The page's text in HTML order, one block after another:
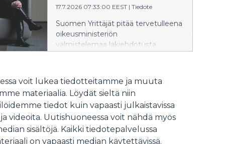
ansiotulona käytettäisiin viimeksi
ansiotulotietoa. Mallin ongelma on,
että ansiotuloja vakuutettaessa
työtulo perustuisi menneisiin
perustu reaaliaikaisiin tuloihin vaan
vanhaan verotustietoon. Lisäksi
työtulolaskurin ongelmat on
uudistuksessa ratkaistava”, johtaja
Atte Rytkönen-Sandberg Suomen
Yrittäjistä sanoo.
17.7.2026 07:33:00 EEST | Tiedote
Suomen Yrittäjät pitää tervetulleena
oikeusministeriön
valmistelemaa lakiehdotusta
tuomioistuimen määräämä
pääsykielto. – Kaupan alan
työntekijät, kauppiaat ja
asiakkaat joutuvat kohtaamaan
väkivaltaa,
uhkauksia ja häirintää myymälöissä. Kaupan
alan työnantajat tarvitsevat keinon
voit lukea tiedotteitamme ja muuta
materiaalia. Löydät sieltä niin
tiedot kuin vapaasti julkaistavissa
videoita. Uutishuoneessa voit nähdä myös
sisältöjä. Kaikki tiedotepalvelussa
on vapaasti median käytettävissä.